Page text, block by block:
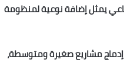
يمثل إضافة نوعية لمنظومة
إدماج مشاريع صغيرة ومتوسطة،